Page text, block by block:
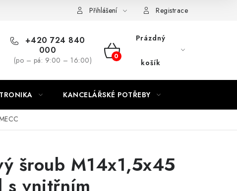
Podmínky ochrany osobních údajů Moje objednávka
Přihlášení Registrace
+420 724 840
000
(po – pá: 9:00 – 16:00)
NÁKUPNÍ
Prázdný
košík
KANCELÁŘSKÉ POTŘEBY
šroub M14x1,5x45